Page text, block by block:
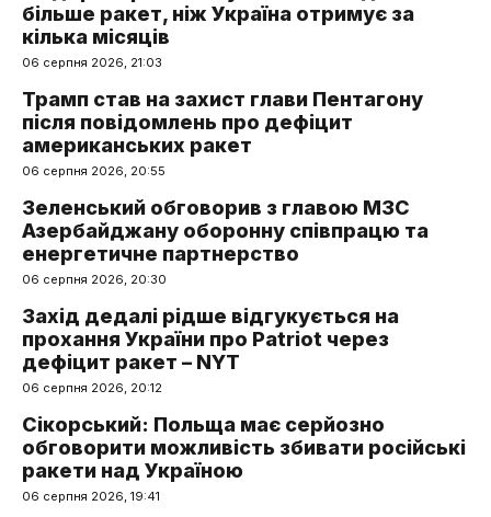
більше ракет, ніж Україна отримує за
кілька місяців
06 серпня 2026, 21:03
Трамп став на захист глави Пентагону
після повідомлень про дефіцит
американських ракет
06 серпня 2026, 20:55
Зеленський обговорив з главою МЗС
Азербайджану оборонну співпрацю та
енергетичне партнерство
06 серпня 2026, 20:30
Захід дедалі рідше відгукується на
прохання України про Patriot через
дефіцит ракет – NYT
06 серпня 2026, 20:12
Сікорський: Польща має серйозно
обговорити можливість збивати російські
ракети над Україною
06 серпня 2026, 19:41